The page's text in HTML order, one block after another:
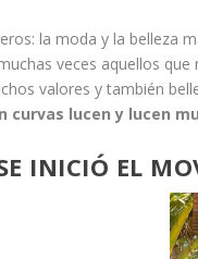
la moda y la belleza
veces aquellos
valores y también
curvas lucen y lucen
INICIÓ EL